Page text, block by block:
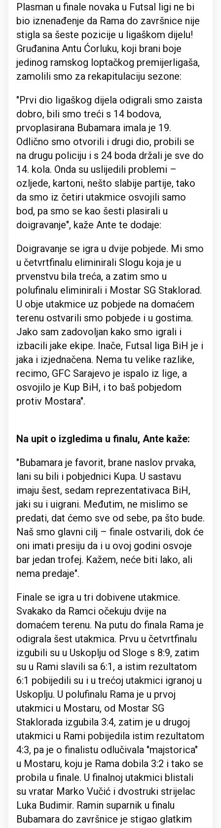
Plasman u finale novaka u Futsal ligi ne bi
bio iznenađenje da Rama do završnice nije
stigla sa šeste pozicije u ligaškom dijelu!
Gruđanina Antu Ćorluku, koji brani boje
jedinog ramskog loptačkog premijerligaša,
zamolili smo za rekapitulaciju sezone:
"Prvi dio ligaškog dijela odigrali smo zaista
dobro, bili smo treći s 14 bodova,
prvoplasirana Bubamara imala je 19.
Odlično smo otvorili i drugi dio, probili se
na drugu policiju i s 24 boda držali je sve do
14. kola. Onda su uslijedili problemi –
ozljede, kartoni, nešto slabije partije, tako
da smo iz četiri utakmice osvojili samo
bod, pa smo se kao šesti plasirali u
doigravanje", kaže Ante te dodaje:
Doigravanje se igra u dvije pobjede. Mi smo
u četvrtfinalu eliminirali Slogu koja je u
prvenstvu bila treća, a zatim smo u
polufinalu eliminirali i Mostar SG Staklorad.
U obje utakmice uz pobjede na domaćem
terenu ostvarili smo pobjede i u gostima.
Jako sam zadovoljan kako smo igrali i
izbacili jake ekipe. Inače, Futsal liga BiH je i
jaka i izjednačena. Nema tu velike razlike,
recimo, GFC Sarajevo je ispalo iz lige, a
osvojilo je Kup BiH, i to baš pobjedom
protiv Mostara".
Na upit o izgledima u finalu, Ante kaže:
"Bubamara je favorit, brane naslov prvaka,
lani su bili i pobjednici Kupa. U sastavu
imaju šest, sedam reprezentativaca BiH,
jaki su i uigrani. Međutim, ne mislimo se
predati, dat ćemo sve od sebe, pa što bude.
Naš smo glavni cilj – finale ostvarili, dok će
oni imati presiju da i u ovoj godini osvoje
bar jedan trofej. Kažem, neće biti lako, ali
nema predaje".
Finale se igra u tri dobivene utakmice.
Svakako da Ramci očekuju dvije na
domaćem terenu. Na putu do finala Rama je
odigrala šest utakmica. Prvu u četvrtfinalu
izgubili su u Uskoplju od Sloge s 8:9, zatim
su u Rami slavili sa 6:1, a istim rezultatom
6:1 pobijedili su i u trećoj utakmici igranoj u
Uskoplju. U polufinalu Rama je u prvoj
utakmici u Mostaru, od Mostar SG
Staklorada izgubila 3:4, zatim je u drugoj
utakmici u Rami pobijedila istim rezultatom
4:3, pa je o finalistu odlučivala "majstorica"
u Mostaru, koju je Rama dobila 3:2 i tako se
probila u finale. U finalnoj utakmici blistali
su vratar Marko Vučić i dvostruki strijelac
Luka Budimir. Ramin suparnik u finalu
Bubamara do završnice je stigao glatkim